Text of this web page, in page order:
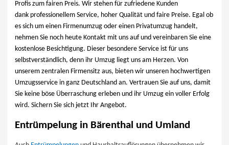
Profis zum fairen Preis. Wir stehen für zufriedene Kunden
dank professionellem Service, hoher Qualität und faire Preise. Egal ob
es sich um einen Firmenumzug oder einen Privatumzug handelt,
nehmen Sie noch heute Kontakt mit uns auf und vereinbaren Sie eine
kostenlose Besichtigung. Dieser besondere Service ist für uns
selbstverständlich, denn ihr Umzug liegt uns am Herzen. Von
unserem zentralen Firmensitz aus, bieten wir unseren hochwertigen
Umzugsservice in ganz Deutschland an. Vertrauen Sie auf uns, damit
Sie keine böse Überraschung erleben und ihr Umzug ein voller Erfolg
wird. Sichern Sie sich jetzt Ihr Angebot.
Entrümpelung in Bärenthal und Umland